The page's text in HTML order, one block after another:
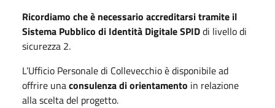
Ricordiamo che è necessario accreditarsi tramite il
Sistema Pubblico di Identità Digitale SPIDdi livello di
sicurezza 2.
L’Ufficio Personale di Collevecchio è disponibile ad
offrire unaconsulenza di orientamento in relazione
alla scelta del progetto.